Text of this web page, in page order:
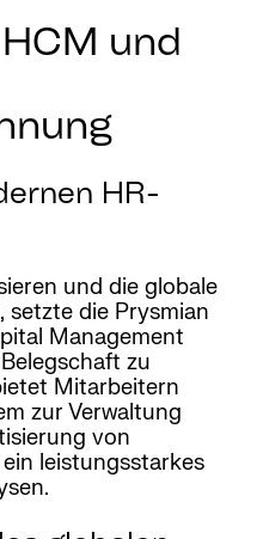
und
HR-
und die globale
setzte die Prysmian
Management
zu
Mitarbeitern
zur Verwaltung
von
leistungsstarkes